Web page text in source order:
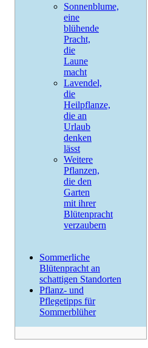
Sonnenblume,
eine
blühende
Pracht,
die
Laune
macht
Lavendel,
die
Heilpflanze,
die an
Urlaub
denken
lässt
Weitere
Pflanzen,
die den
Garten
mit ihrer
Blütenpracht
verzaubern
Sommerliche
Blütenpracht an
schattigen Standorten
Pflanz- und
Pflegetipps für
Sommerblüher